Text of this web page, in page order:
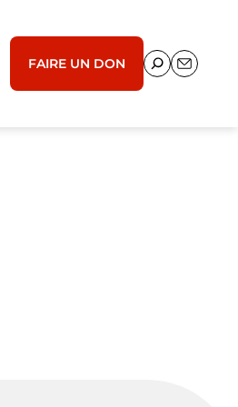
FAIRE UN DON